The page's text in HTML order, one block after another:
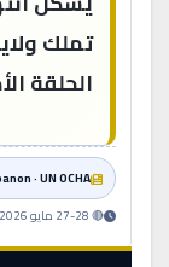
تملك
الحلقة
· UN OCHA
🔴 27-28 مايو 2026